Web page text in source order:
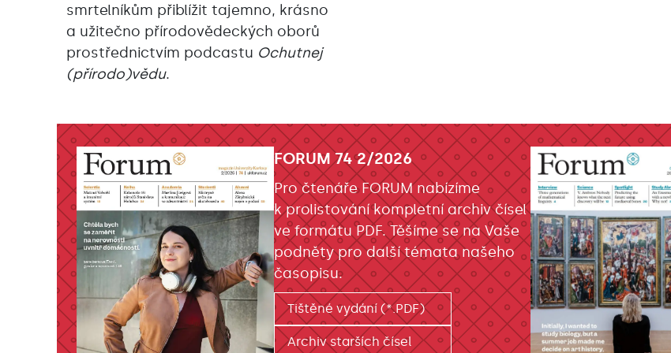
smrtelníkům přiblížit tajemno, krásno
a užitečno přírodovědeckých oborů
prostřednictvím podcastu Ochutnej
(přírodo)vědu.
FORUM 74 2/2026
Pro čtenáře FORUM nabízíme
k prolistování kompletní archiv čísel
ve formátu PDF. Těšíme se na Vaše
podněty pro další témata našeho
časopisu.
Tištěné vydání (*.PDF)
Archiv starších čísel